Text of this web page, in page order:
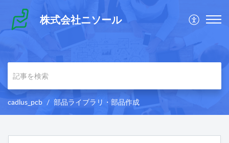
株式会社ニソール
cadlus_pcb 部品ライブラリ・部品作成